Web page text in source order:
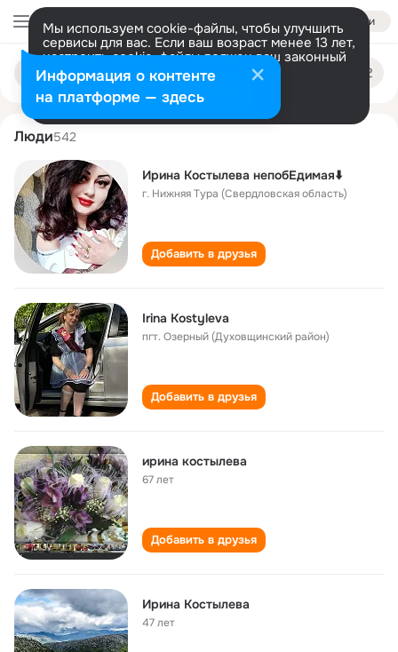
Войти
Мы используем cookie-файлы, чтобы улучшить
сервисы для вас. Если ваш возраст менее 13 лет,
настроить cookie-файлы должен ваш законный
представитель. Больше информации
Разрешить все Настроить
Поиск
людям
irina kostyleva
Люди542
Ирина Костылева непобЕдимая⬇️
г. Нижняя Тура (Свердловская область)
Добавить в друзья
Irina Kostyleva
пгт. Озерный (Духовщинский район)
Добавить в друзья
ирина костылева
67 лет
Добавить в друзья
Ирина Костылева
47 лет
Информация о контенте
на платформе — здесь